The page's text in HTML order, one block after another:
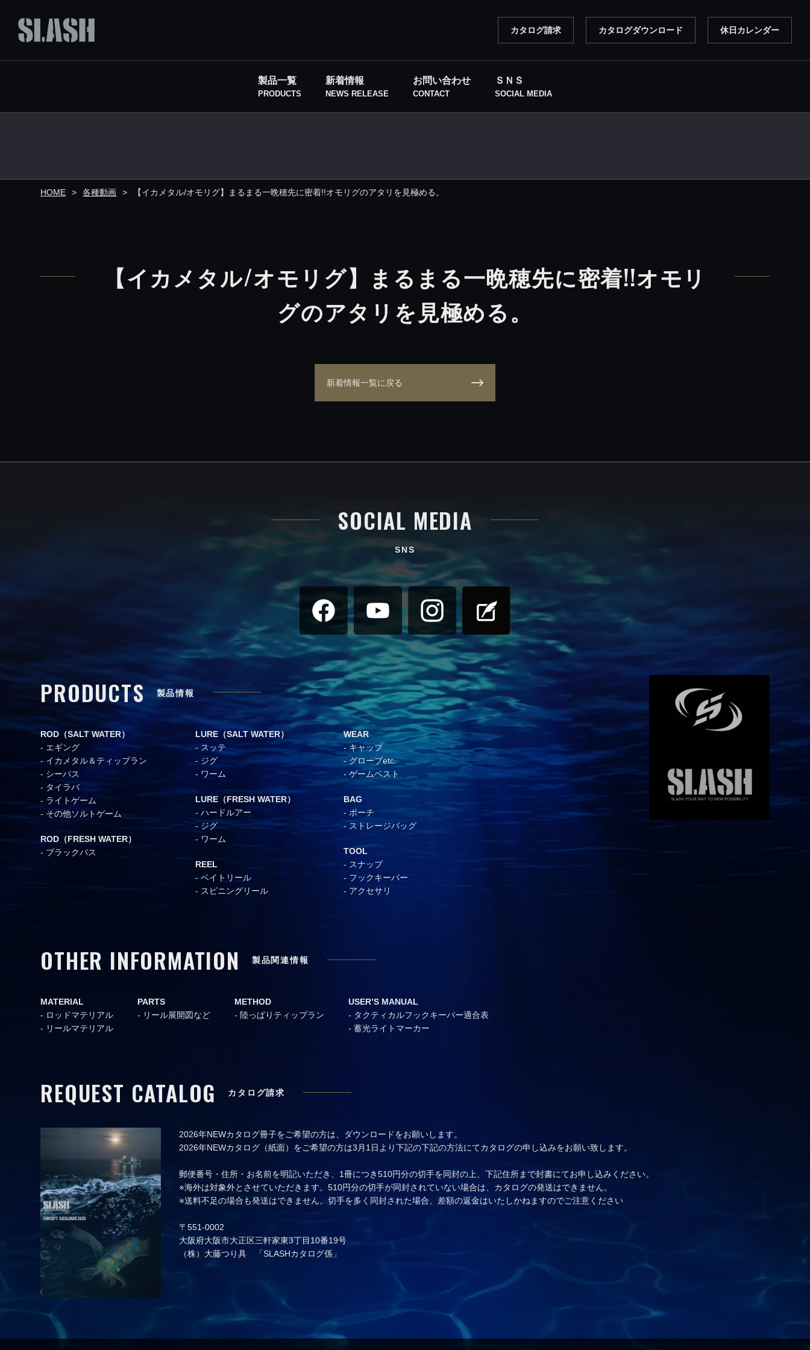
製品⼀覧
PRODUCTS
新着情報
NEWS RELEASE
お問い合わせ
CONTACT
ＳＮＳ
SOCIAL MEDIA
カタログ請求 カタログダウンロード 休日カレンダー
HOME 各種動画 【イカメタル/オモリグ】まるまる一晩穂先に密着!!オモリグのアタリを見極める。
【イカメタル/オモリグ】まるまる一晩穂先に密着!!オモリ
グのアタリを見極める。
新着情報一覧に戻る
SOCIAL MEDIA
SNS
PRODUCTS 製品情報
ROD（SALT WATER）
エギング
イカメタル＆ティップラン
シーバス
タイラバ
ライトゲーム
その他ソルトゲーム
ROD（FRESH WATER）
ブラックバス
LURE（SALT WATER）
スッテ
ジグ
ワーム
LURE（FRESH WATER）
ハードルアー
ジグ
ワーム
REEL
ベイトリール
スピニングリール
WEAR
キャップ
グローブetc.
ゲームベスト
BAG
ポーチ
ストレージバッグ
TOOL
スナップ
フックキーパー
アクセサリ
OTHER INFORMATION 製品関連情報
MATERIAL
ロッドマテリアル
リールマテリアル
PARTS
リール展開図など
METHOD
陸っぱりティップラン
USER’S MANUAL
タクティカルフックキーパー適合表
蓄光ライトマーカー
REQUEST CATALOG カタログ請求
2026年NEWカタログ冊子をご希望の方は、ダウンロードをお願いします。
2026年NEWカタログ（紙面）をご希望の方は3月1日より下記の下記の方法にてカタログの申し込みをお願い致します。
郵便番号・住所・お名前を明記いただき、1冊につき510円分の切手を同封の上、下記住所まで封書にてお申し込みください。
※海外は対象外とさせていただきます。510円分の切手が同封されていない場合は、カタログの発送はできません。
※送料不足の場合も発送はできません。切手を多く同封された場合、差額の返金はいたしかねますのでご注意ください
〒551-0002
大阪府大阪市大正区三軒家東3丁目10番19号
（株）大藤つり具 「SLASHカタログ係」